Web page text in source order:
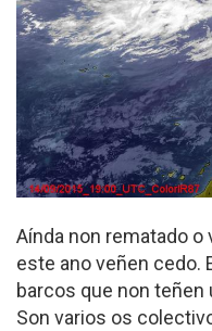
Aínda non rematado
este ano veñen cedo.
barcos que non teñen
Son varios os